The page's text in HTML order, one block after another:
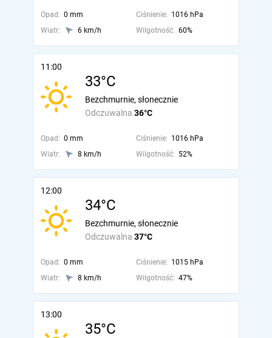
Opad: 0 mm Ciśnienie: 1016 hPa
Wiatr:
6 km/h Wilgotność: 60%
11:00
33°C
Odczuwalna 36°C
Bezchmurnie, słonecznie
Opad: 0 mm Ciśnienie: 1016 hPa
Wiatr:
8 km/h Wilgotność: 52%
12:00
34°C
Odczuwalna 37°C
Bezchmurnie, słonecznie
Opad: 0 mm Ciśnienie: 1015 hPa
Wiatr:
8 km/h Wilgotność: 47%
13:00
35°C